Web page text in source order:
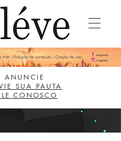
ANUNCIE
SUA PAUTA
CONOSCO